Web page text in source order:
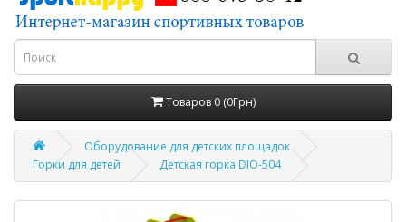
Товаров 0 (0Грн)
Оборудование для детских площадок
Горки для детей
Детская горка DIO-504